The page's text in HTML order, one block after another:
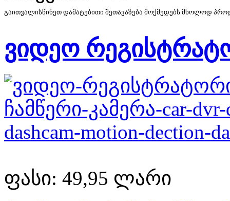
გაითვალისწინეთ დამატებითი შეთავაზება მოქმედებს მხოლოდ
ვიდეო
ფასი: 49,95 ლარი